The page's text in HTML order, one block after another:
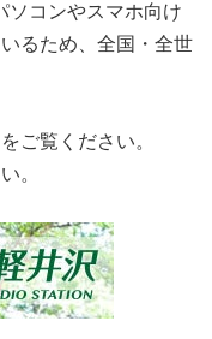
ソコンやスマホ向け
るため、全国・全世
ご覧ください。
。